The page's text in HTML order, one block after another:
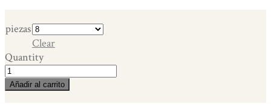
piezas
Clear
Quantity
"Bambú"
Set
Añadir al carrito